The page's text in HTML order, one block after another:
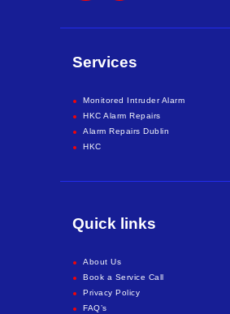
Services
Monitored Intruder Alarm
HKC Alarm Repairs
Alarm Repairs Dublin
HKC
Quick links
About Us
Book a Service Call
Privacy Policy
FAQ’s